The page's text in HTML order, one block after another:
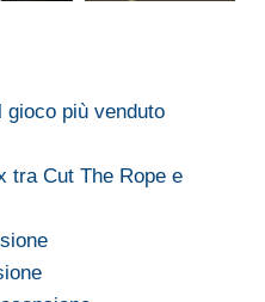
gioco più venduto
tra Cut The Rope e